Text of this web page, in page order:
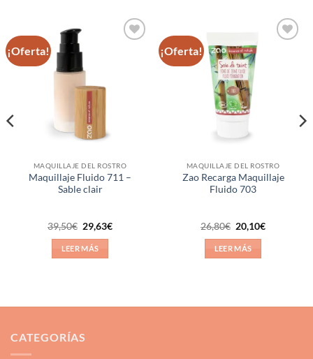
¡Oferta!
MAQUILLAJE DEL ROSTRO
Maquillaje Fluido 711 –
Sable clair
39,50€ El
precio
original
era:
39,50€.
29,63€El
LEER MÁS
¡Oferta!
MAQUILLAJE DEL ROSTRO
Zao Recarga Maquillaje
Fluido 703
26,80€ El
precio
original
era:
26,80€.
20,10€El
LEER MÁS
CATEGORÍAS